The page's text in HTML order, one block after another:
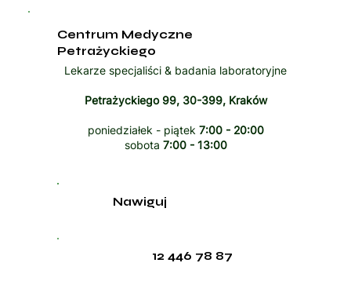
Centrum Medyczne
Petrażyckiego
Lekarze specjaliści & badania laboratoryjne
Petrażyckiego 99, 30-399, Kraków
poniedziałek - piątek 7:00 - 20:00
sobota 7:00 - 13:00
12 446 78 87
Nawiguj